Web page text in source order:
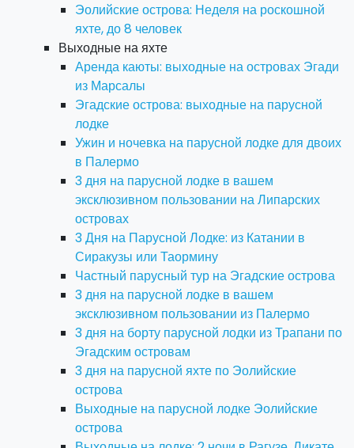
Эолийские острова: Неделя на роскошной
яхте, до 8 человек
Выходные на яхте
Аренда каюты: выходные на островах Эгади
из Марсалы
Эгадские острова: выходные на парусной
лодке
Ужин и ночевка на парусной лодке для двоих
в Палермо
3 дня на парусной лодке в вашем
эксклюзивном пользовании на Липарских
островах
3 Дня на Парусной Лодке: из Катании в
Сиракузы или Таормину
Частный парусный тур на Эгадские острова
3 дня на парусной лодке в вашем
эксклюзивном пользовании из Палермо
3 дня на борту парусной лодки из Трапани по
Эгадским островам
3 дня на парусной яхте по Эолийские
острова
Выходные на парусной лодке Эолийские
острова